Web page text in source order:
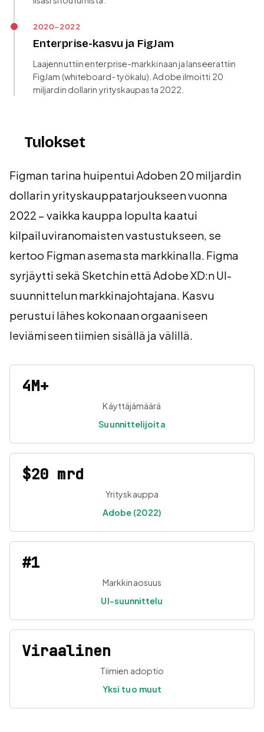
2020–2022
Enterprise-kasvu ja FigJam
Laajennuttiin enterprise-markkinaan ja lanseerattiin
FigJam (whiteboard-työkalu). Adobe ilmoitti 20
miljardin dollarin yrityskaupasta 2022.
Tulokset
Figman tarina huipentui Adoben 20 miljardin
dollarin yrityskauppatarjoukseen vuonna
2022 – vaikka kauppa lopulta kaatui
kilpailuviranomaisten vastustukseen, se
kertoo Figman asemasta markkinalla. Figma
syrjäytti sekä Sketchin että Adobe XD:n UI-
suunnittelun markkinajohtajana. Kasvu
perustui lähes kokonaan orgaaniseen
leviämiseen tiimien sisällä ja välillä.
4M+
Käyttäjämäärä
Suunnittelijoita
$20 mrd
Yrityskauppa
Adobe (2022)
#1
Markkinaosuus
UI-suunnittelu
Viraalinen
Tiimien adoptio
Yksi tuo muut